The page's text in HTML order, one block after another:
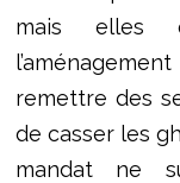
mais elles
remettre des
de casser les
mandat ne